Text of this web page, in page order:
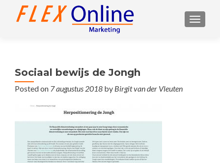
Sociaal bewijs de Jongh
Posted on 7 augustus 2018 by Birgit van der Vleuten